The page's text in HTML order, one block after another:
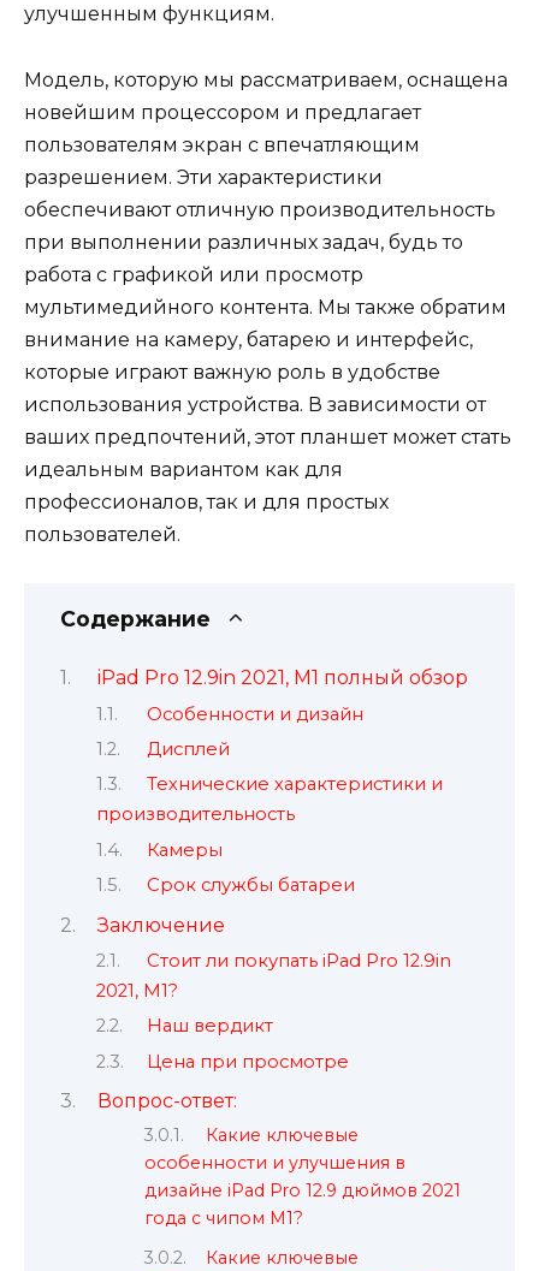
улучшенным функциям.
Модель, которую мы рассматриваем, оснащена
новейшим процессором и предлагает
пользователям экран с впечатляющим
разрешением. Эти характеристики
обеспечивают отличную производительность
при выполнении различных задач, будь то
работа с графикой или просмотр
мультимедийного контента. Мы также обратим
внимание на камеру, батарею и интерфейс,
которые играют важную роль в удобстве
использования устройства. В зависимости от
ваших предпочтений, этот планшет может стать
идеальным вариантом как для
профессионалов, так и для простых
пользователей.
Содержание
iPad Pro 12.9in 2021, M1 полный обзор
Особенности и дизайн
Дисплей
Технические характеристики и
производительность
Камеры
Срок службы батареи
Заключение
Стоит ли покупать iPad Pro 12.9in
2021, M1?
Наш вердикт
Цена при просмотре
Вопрос-ответ:
Какие ключевые
особенности и улучшения в
дизайне iPad Pro 12.9 дюймов 2021
года с чипом M1?
Какие ключевые